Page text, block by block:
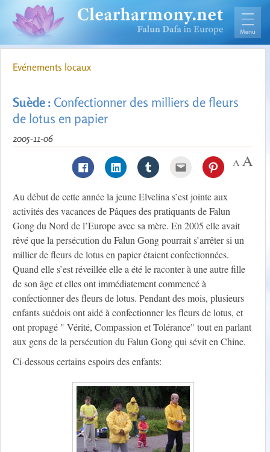
Evénements locaux
Suède : Confectionner des milliers de fleurs
de lotus en papier
2005-11-06
Au début de cette année la jeune Elvelina s’est jointe aux
activités des vacances de Pâques des pratiquants de Falun
Gong du Nord de l’Europe avec sa mère. En 2005 elle avait
rêvé que la persécution du Falun Gong pourrait s’arrêter si un
millier de fleurs de lotus en papier étaient confectionnées.
Quand elle s’est réveillée elle a été le raconter à une autre fille
de son âge et elles ont immédiatement commencé à
confectionner des fleurs de lotus. Pendant des mois, plusieurs
enfants suédois ont aidé à confectionner les fleurs de lotus, et
ont propagé " Vérité, Compassion et Tolérance" tout en parlant
aux gens de la persécution du Falun Gong qui sévit en Chine.
Ci-dessous certains espoirs des enfants: